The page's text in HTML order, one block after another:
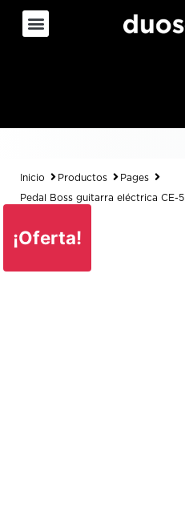
Inicio Productos Pages
Pedal Boss guitarra eléctrica CE-5
¡Oferta!